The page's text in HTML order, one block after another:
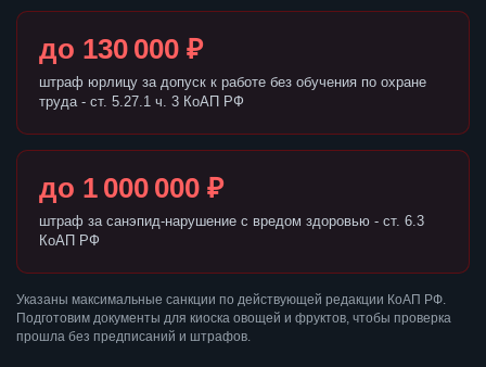
до 130 000 ₽
штраф юрлицу за допуск к работе без обучения по охране
труда - ст. 5.27.1 ч. 3 КоАП РФ
до 1 000 000 ₽
штраф за санэпид-нарушение с вредом здоровью - ст. 6.3
КоАП РФ
Указаны максимальные санкции по действующей редакции КоАП РФ.
Подготовим документы для киоска овощей и фруктов, чтобы проверка
прошла без предписаний и штрафов.